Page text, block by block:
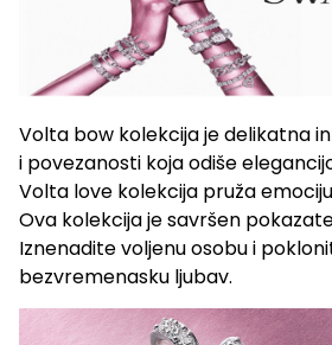
Volta bow kolekcija je delikatna
i povezanosti koja odiše
Volta love kolekcija pruža
Ova kolekcija je savršen
Iznenadite voljenu osobu i
bezvremenasku ljubav.